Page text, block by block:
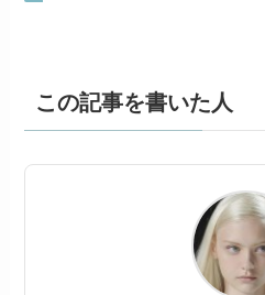
この記事を書いた人